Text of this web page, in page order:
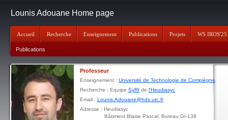
Accueil Recherche Enseignement Publications Projets WS IROS'25
Publications
Lounis Adouane Home page
Professeur
Enseignement : Université de Technologie de Compiègne
Recherche : Equipe SyRI de l'Heudiasyc
Email : Lounis.Adouane@hds.utc.fr
Adresse : Heudiasyc
Bâtiment Blaise Pascal, Bureau GI-138